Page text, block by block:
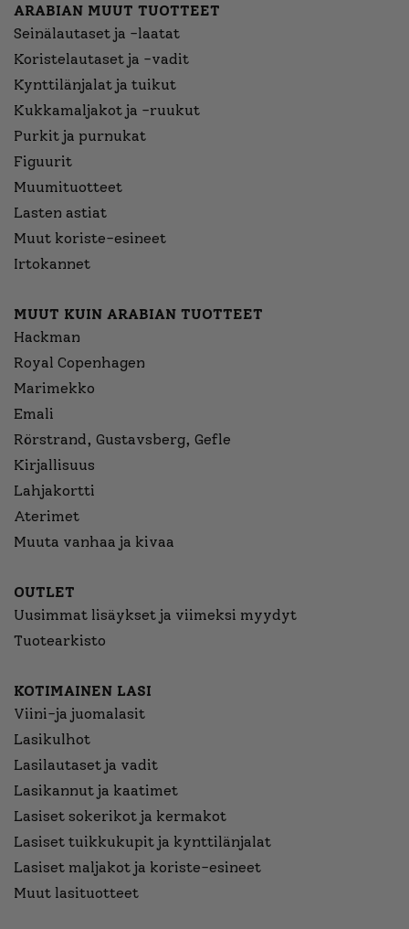
ARABIAN MUUT TUOTTEET
Seinälautaset ja -laatat
Koristelautaset ja -vadit
Kynttilänjalat ja tuikut
Kukkamaljakot ja -ruukut
Purkit ja purnukat
Figuurit
Muumituotteet
Lasten astiat
Muut koriste-esineet
Irtokannet
MUUT KUIN ARABIAN TUOTTEET
Hackman
Royal Copenhagen
Marimekko
Emali
Rörstrand, Gustavsberg, Gefle
Kirjallisuus
Lahjakortti
Aterimet
Muuta vanhaa ja kivaa
OUTLET
Uusimmat lisäykset ja viimeksi myydyt
Tuotearkisto
KOTIMAINEN LASI
Viini-ja juomalasit
Lasikulhot
Lasilautaset ja vadit
Lasikannut ja kaatimet
Lasiset sokerikot ja kermakot
Lasiset tuikkukupit ja kynttilänjalat
Lasiset maljakot ja koriste-esineet
Muut lasituotteet